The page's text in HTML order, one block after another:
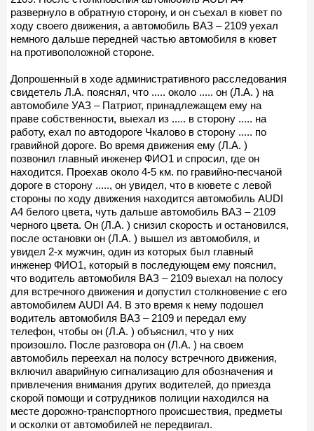
развернуло в обратную сторону, и он съехал в кювет по
ходу своего движения, а автомобиль ВАЗ – 2109 уехал
немного дальше передней частью автомобиля в кювет
на противоположной стороне.
Допрошенный в ходе административного расследования
свидетель Л.А. пояснял, что ..... около ..... он (Л.А. ) на
автомобиле УАЗ – Патриот, принадлежащем ему на
праве собственности, выехал из ..... в сторону ..... на
работу, ехал по автодороге Чкалово в сторону ..... по
гравийной дороге. Во время движения ему (Л.А. )
позвонил главный инженер ФИО1 и спросил, где он
находится. Проехав около 4-5 км. по гравийно-песчаной
дороге в сторону ....., он увидел, что в кювете с левой
стороны по ходу движения находится автомобиль AUDI
А4 белого цвета, чуть дальше автомобиль ВАЗ – 2109
черного цвета. Он (Л.А. ) снизил скорость и остановился,
после остановки он (Л.А. ) вышел из автомобиля, и
увидел 2-х мужчин, один из которых был главный
инженер ФИО1, который в последующем ему пояснил,
что водитель автомобиля ВАЗ – 2109 выехал на полосу
для встречного движения и допустил столкновение с его
автомобилем AUDI А4. В это время к нему подошел
водитель автомобиля ВАЗ – 2109 и передал ему
телефон, чтобы он (Л.А. ) объяснил, что у них
произошло. После разговора он (Л.А. ) на своем
автомобиль переехал на полосу встречного движения,
включил аварийную сигнализацию для обозначения и
привлечения внимания других водителей, до приезда
скорой помощи и сотрудников полиции находился на
месте дорожно-транспортного происшествия, предметы
и осколки от автомобилей не передвигал.